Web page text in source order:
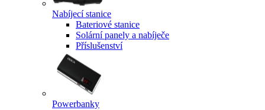
Nabíjecí stanice
Bateriové stanice
Solární panely a nabíječe
Příslušenství
Powerbanky